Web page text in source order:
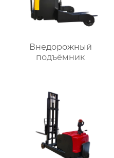
Внедорожный
подъёмник